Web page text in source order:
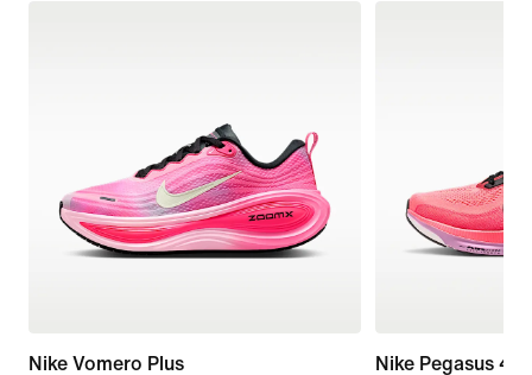
Nike Vomero Plus
Nike Pegasus 42